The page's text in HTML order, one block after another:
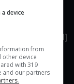
Ne sono
mtg_card]
mtg_card]
mtg_card]
device
from
other device
with 319
and our partners